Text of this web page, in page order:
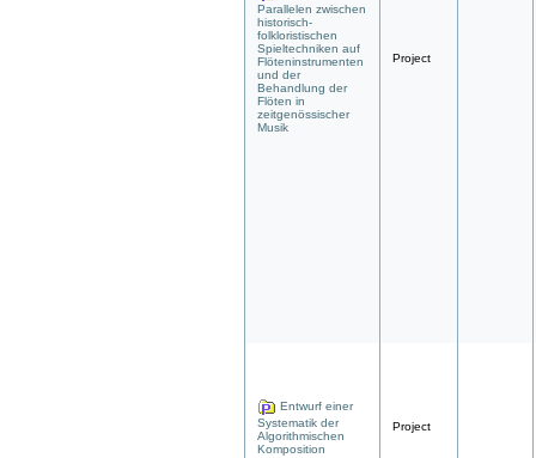
Parallelen zwischen
historisch-
folkloristischen
Spieltechniken auf
Flöteninstrumenten
und der
Behandlung der
Flöten in
zeitgenössischer
Musik
Project
Entwurf einer
Systematik der
Algorithmischen
Komposition
Project